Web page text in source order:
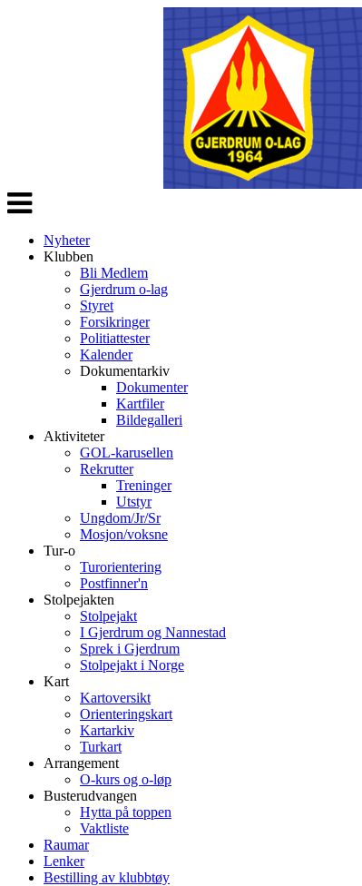
Veksle
navigasjon
Nyheter
Klubben
Bli Medlem
Gjerdrum o-lag
Styret
Forsikringer
Politiattester
Kalender
Dokumentarkiv
Dokumenter
Kartfiler
Bildegalleri
Aktiviteter
GOL-karusellen
Rekrutter
Treninger
Utstyr
Ungdom/Jr/Sr
Mosjon/voksne
Tur-o
Turorientering
Postfinner'n
Stolpejakten
Stolpejakt
I Gjerdrum og Nannestad
Sprek i Gjerdrum
Stolpejakt i Norge
Kart
Kartoversikt
Orienteringskart
Kartarkiv
Turkart
Arrangement
O-kurs og o-løp
Busterudvangen
Hytta på toppen
Vaktliste
Raumar
Lenker
Bestilling av klubbtøy